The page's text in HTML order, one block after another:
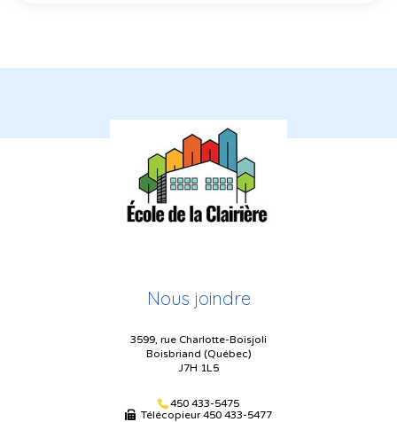
Nous joindre
3599, rue Charlotte-Boisjoli
Boisbriand (Québec)
J7H 1L5
450 433-5475
Télécopieur450 433-5477